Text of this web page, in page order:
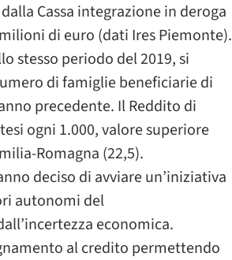
Cassa integrazione in deroga
di euro (dati Ires Piemonte).
stesso periodo del 2019, si
di famiglie beneficiarie di
precedente. Il Reddito di
ogni 1.000, valore superiore
Romagna (22,5).
deciso di avviare un’iniziativa
autonomi del
economica.
al credito permettendo